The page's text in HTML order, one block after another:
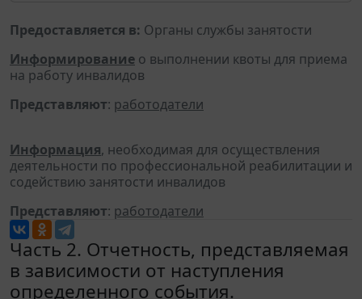
Предоставляется в:
Органы службы занятости
Информирование
на работу инвалидов
Представляют
работодатели
Информация
, необходимая для осуществления
деятельности по профессиональной реабилитации и
содействию занятости инвалидов
Представляют
работодатели
Часть 2. Отчетность, представляемая
в зависимости от наступления
определенного события.